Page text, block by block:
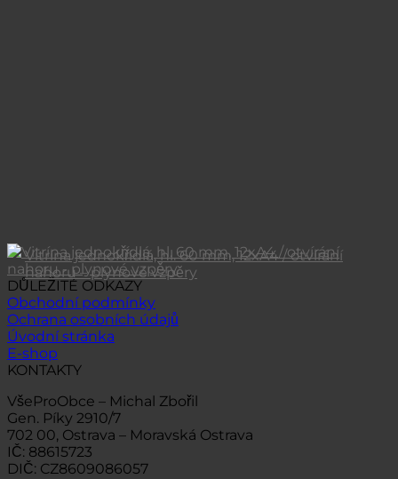
Vitrína jednokřídlá, hl. 60 mm, 12xA4 / otvírání
nahoru – plynové vzpěry
DŮLEŽITÉ ODKAZY
Obchodní podmínky
Ochrana osobních údajů
Úvodní stránka
E-shop
KONTAKTY
VšeProObce – Michal Zbořil
Gen. Píky 2910/7
702 00, Ostrava – Moravská Ostrava
IČ: 88615723
DIČ: CZ8609086057